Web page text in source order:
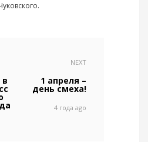
в
NEXT
1 апреля –
день смеха!
4 года ago